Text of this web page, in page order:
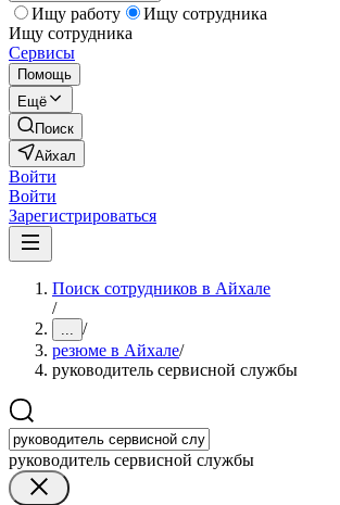
Ищу работу
Ищу сотрудника
Ищу сотрудника
Сервисы
Помощь
Ещё
Поиск
Айхал
Войти
Войти
Зарегистрироваться
Поиск сотрудников в Айхале
/
... /
резюме в Айхале/
руководитель сервисной службы
руководитель сервисной службы